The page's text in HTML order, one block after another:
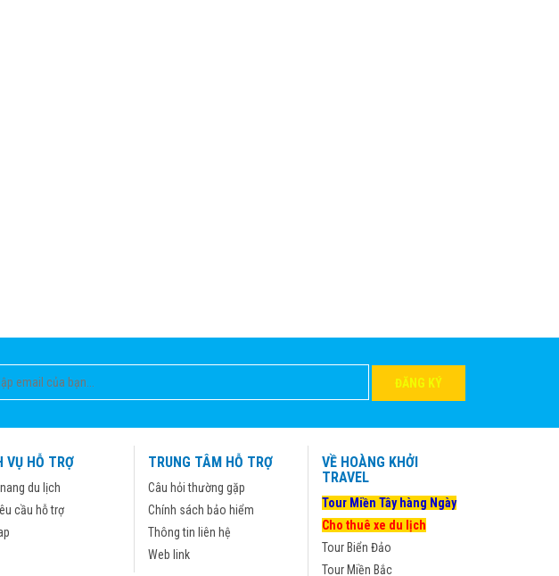
ĐĂNG KÝ
VỤ HỖ TRỢ
du lịch
cầu hỗ trợ
TRUNG TÂM HỖ TRỢ
Câu hỏi thường gặp
Chính sách bảo hiểm
Thông tin liên hệ
Web link
VỀ HOÀNG KHỞI
TRAVEL
Tour Miền Tây hàng Ngày
Cho thuê xe du lịch
Tour Biển Đảo
Tour Miền Bắc